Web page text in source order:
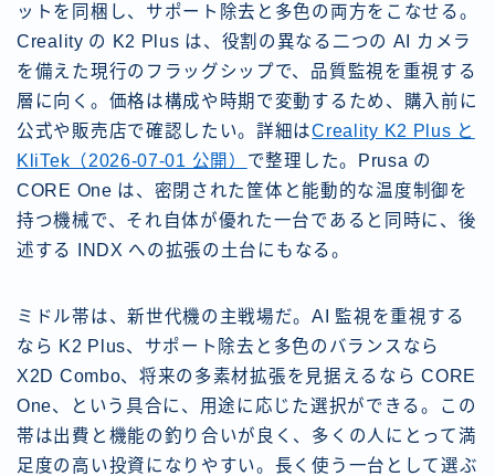
ットを同梱し、サポート除去と多色の両方をこなせる。
Creality の K2 Plus は、役割の異なる二つの AI カメラ
を備えた現行のフラッグシップで、品質監視を重視する
層に向く。価格は構成や時期で変動するため、購入前に
公式や販売店で確認したい。詳細はCreality K2 Plus と
KliTek（2026-07-01 公開） で整理した。Prusa の
CORE One は、密閉された筐体と能動的な温度制御を
持つ機械で、それ自体が優れた一台であると同時に、後
述する INDX への拡張の土台にもなる。
ミドル帯は、新世代機の主戦場だ。AI 監視を重視する
なら K2 Plus、サポート除去と多色のバランスなら
X2D Combo、将来の多素材拡張を見据えるなら CORE
One、という具合に、用途に応じた選択ができる。この
帯は出費と機能の釣り合いが良く、多くの人にとって満
足度の高い投資になりやすい。長く使う一台として選ぶ